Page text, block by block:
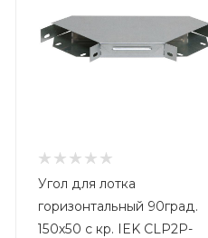
Угол для лотка
горизонтальный 90град.
150х50 с кр. IEK CLP2P-